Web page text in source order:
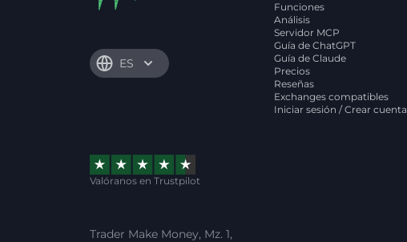
ES
Valóranos en Trustpilot
Trader Make Money, Mz. 1,
Funciones
Análisis
Servidor MCP
Guía de ChatGPT
Guía de Claude
Precios
Reseñas
Exchanges compatibles
Iniciar sesión / Crear cuenta